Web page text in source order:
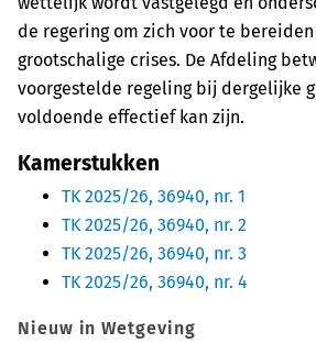
de regering om zich voor te
grootschalige crises. De Afdeling
voorgestelde regeling bij dergelijke
voldoende effectief kan zijn.
Kamerstukken
TK 2025/26, 36940, nr. 1
TK 2025/26, 36940, nr. 2
TK 2025/26, 36940, nr. 3
TK 2025/26, 36940, nr. 4
Nieuw in Wetgeving